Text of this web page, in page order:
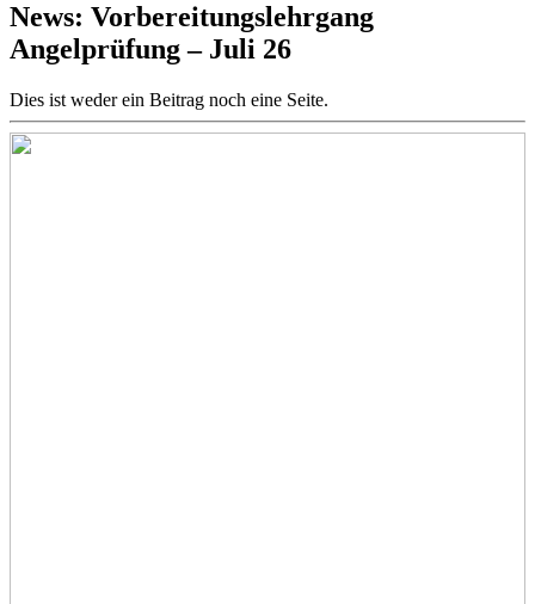
News: Vorbereitungslehrgang
Angelprüfung – Juli 26
Dies ist weder ein Beitrag noch eine Seite.